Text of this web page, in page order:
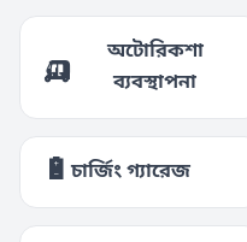
🛺
অটোরিকশা
ব্যবস্থাপনা
🔋চার্জিং গ্যারেজ